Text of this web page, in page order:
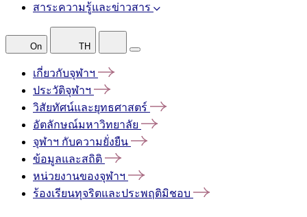
สาระความรู้และข่าวสาร
On TH
เกี่ยวกับจุฬาฯ
ประวัติจุฬาฯ
วิสัยทัศน์และยุทธศาสตร์
อัตลักษณ์มหาวิทยาลัย
จุฬาฯ กับความยั่งยืน
ข้อมูลและสถิติ
หน่วยงานของจุฬาฯ
ร้องเรียนทุจริตและประพฤติมิชอบ